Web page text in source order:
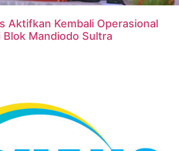
Aktifkan Kembali Operasional
Mandiodo Sultra